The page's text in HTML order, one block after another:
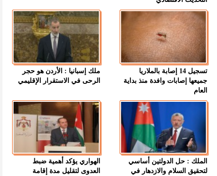
تسجيل 14 إصابة بالملاريا
جميعها إصابات وافدة منذ بداية
العام
ملك إسبانيا : الأردن هو حجر
الرحى في الاستقرار الإقليمي
الملك : حل الدولتين أساسي
لتحقيق السلام والازدهار في
الهواري يؤكد أهمية ضبط
العدوى لتقليل مدة إقامة